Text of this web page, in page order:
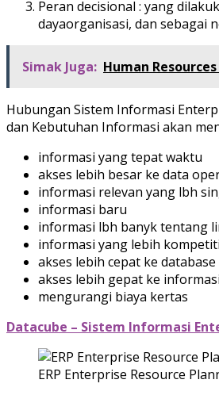
Peran decisional : yang
dayaorganisasi, dan sebagai
Simak Juga: Human
Hubungan Sistem Informasi
dan Kebutuhan Informasi akan
informasi yang tepat waktu
akses lebih besar ke data
informasi relevan yang lbh
informasi baru
informasi lbh banyk tentang
informasi yang lebih
akses lebih cepat ke
akses lebih gepat ke informasi
mengurangi biaya kertas
Datacube – Sistem Informasi
ERP Enterprise Resource